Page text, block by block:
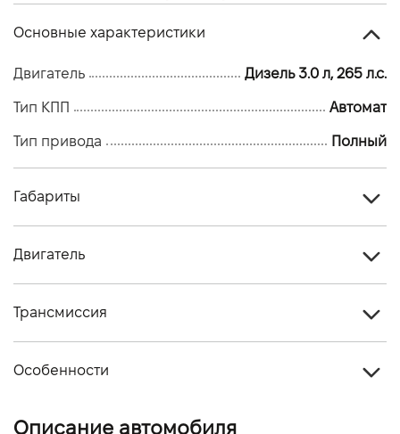
Основные характеристики
Двигатель Дизель 3.0 л, 265 л.с.
Тип КПП Автомат
Тип привода Полный
Габариты
Количество мест, шт
Двигатель
Мощность двигателя (л.с)
Динамика разгона 0-100 км/ч
Трансмиссия
Особенности
Описание автомобиля